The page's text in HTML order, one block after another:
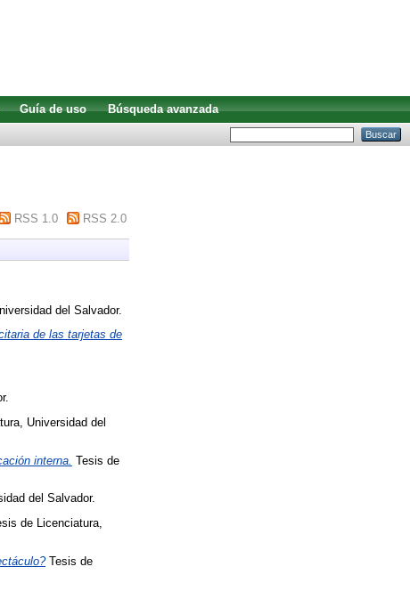
Guía de uso
Búsqueda avanzada
RSS 1.0 RSS 2.0
del Salvador.
de las tarjetas de
Universidad del
interna. Tesis de
del Salvador.
de Licenciatura,
Tesis de